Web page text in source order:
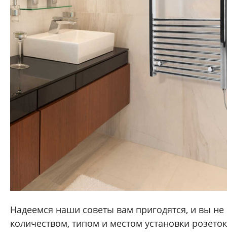
Надеемся наши советы вам пригодятся, и вы
количеством, типом и местом установки